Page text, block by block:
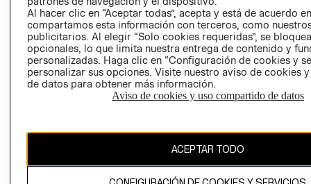
EMPRESARIAL
CONDICIONES
AVISO DE
PRIVACIDAD
GIFT CARD
COOKIES
Al hacer clic en “Aceptar todas”, acepta y está de acuerdo
compartamos esta información con terceros, como
publicitarios. Al elegir “Solo cookies requeridas”, se
opcionales, lo que limita nuestra entrega de contenido y
personalizadas. Haga clic en “Configuración de cookies y
personalizar sus opciones. Visite nuestro aviso de cookies
de datos para obtener más información.
Aviso de cookies y uso compartido de datos
ACEPTAR TODO